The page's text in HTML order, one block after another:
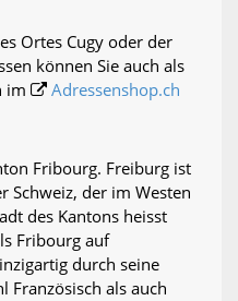
Ortes Cugy oder der
können Sie auch als
im
Adressenshop.ch
Fribourg. Freiburg ist
Schweiz, der im Westen
des Kantons heisst
Fribourg auf
durch seine
Französisch als auch